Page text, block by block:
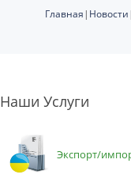
Главная | Новости
Наши Услуги
Экспорт/